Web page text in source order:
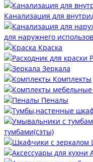
Канализация для
для наружнего
Краска
Зеркала
Комплекты
Пеналы
тумбами(сэты)